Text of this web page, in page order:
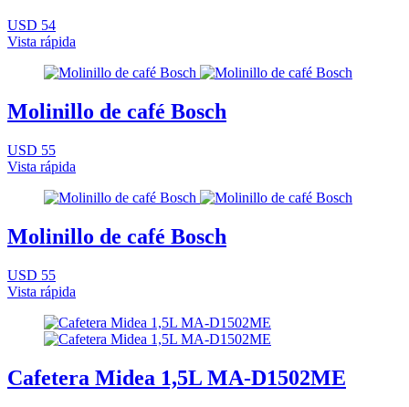
USD 54
Vista rápida
Molinillo de café Bosch
USD 55
Vista rápida
Molinillo de café Bosch
USD 55
Vista rápida
Cafetera Midea 1,5L MA-D1502ME